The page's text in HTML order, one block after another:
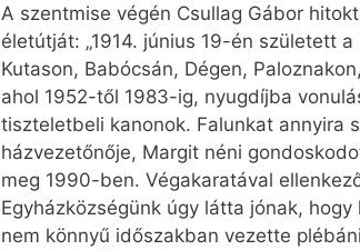
A szentmise végén Csullag Gábor
életútját: „1914. június 19-én született
Kutason, Babócsán, Dégen,
ahol 1952-től 1983-ig, nyugdíjba
tiszteletbeli kanonok. Falunkat annyira
házvezetőnője, Margit néni
meg 1990-ben. Végakaratával
Egyházközségünk úgy látta jónak,
nem könnyű időszakban vezette